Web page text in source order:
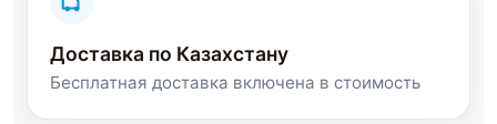
Доставка по Казахстану
Бесплатная доставка включена в стоимость